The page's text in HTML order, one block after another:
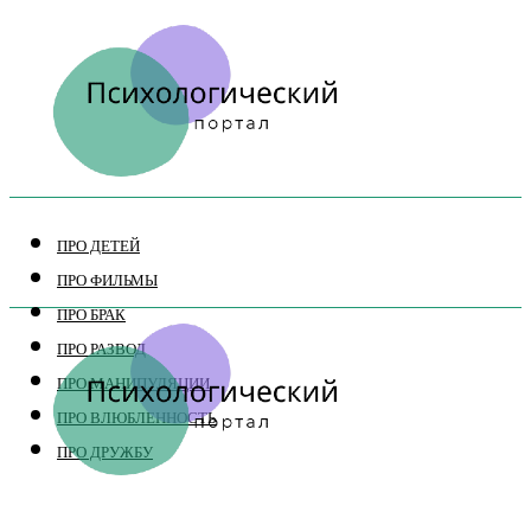
ПРО ДЕТЕЙ
ПРО ФИЛЬМЫ
ПРО БРАК
ПРО РАЗВОД
ПРО МАНИПУЛЯЦИИ
ПРО ВЛЮБЛЕННОСТЬ
ПРО ДРУЖБУ